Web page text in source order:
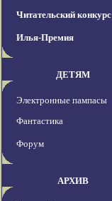
Читательский конкурс
Илья-Премия
ДЕТЯМ
Электронные пампасы
Фантастика
Форум
АРХИВ